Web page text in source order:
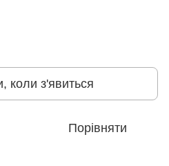
коли з'явиться
Порівняти